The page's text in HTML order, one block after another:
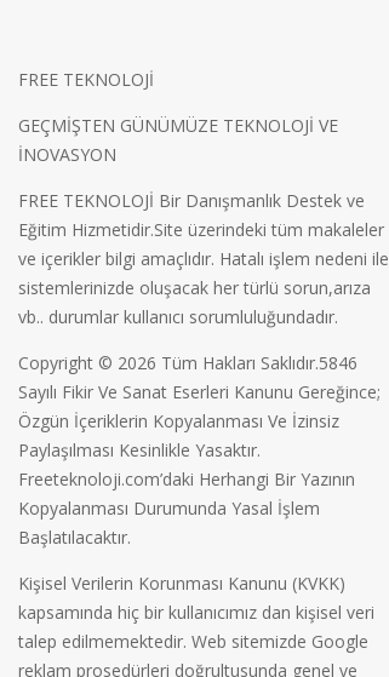
FREE TEKNOLOJİ
GEÇMİŞTEN GÜNÜMÜZE TEKNOLOJİ VE
İNOVASYON
FREE TEKNOLOJİ Bir Danışmanlık Destek ve
Eğitim Hizmetidir.Site üzerindeki tüm makaleler
ve içerikler bilgi amaçlıdır. Hatalı işlem nedeni ile
sistemlerinizde oluşacak her türlü sorun,arıza
vb.. durumlar kullanıcı sorumluluğundadır.
Copyright © 2026 Tüm Hakları Saklıdır.5846
Sayılı Fikir Ve Sanat Eserleri Kanunu Gereğince;
Özgün İçeriklerin Kopyalanması Ve İzinsiz
Paylaşılması Kesinlikle Yasaktır.
Freeteknoloji.com’daki Herhangi Bir Yazının
Kopyalanması Durumunda Yasal İşlem
Başlatılacaktır.
Kişisel Verilerin Korunması Kanunu (KVKK)
kapsamında hiç bir kullanıcımız dan kişisel veri
talep edilmemektedir. Web sitemizde Google
reklam prosedürleri doğrultusunda genel ve